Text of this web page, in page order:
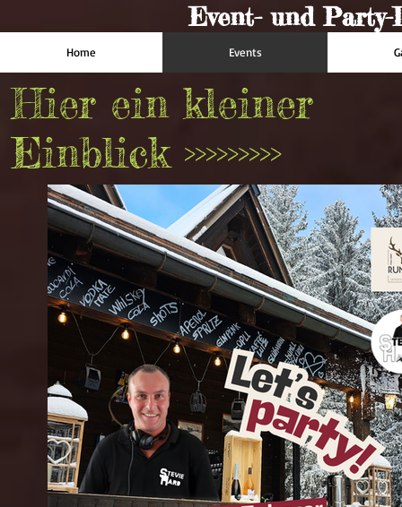
Event- und
Home Events
Hier ein kleiner
Einblick >>>>>>>>>